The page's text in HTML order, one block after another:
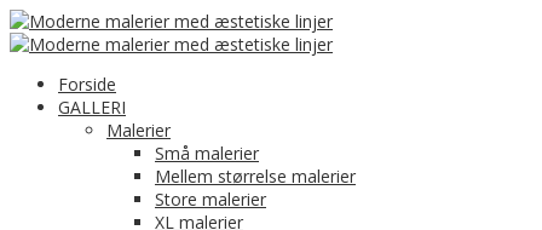
Forside
GALLERI
Malerier
Små malerier
Mellem størrelse malerier
Store malerier
XL malerier